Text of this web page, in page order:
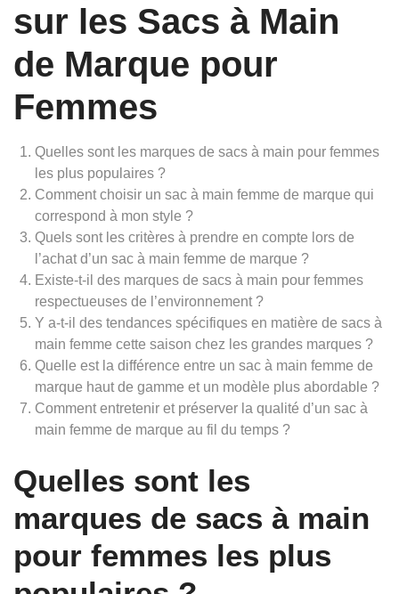
sur les Sacs à Main
de Marque pour
Femmes
Quelles sont les marques de sacs à main pour femmes
les plus populaires ?
Comment choisir un sac à main femme de marque qui
correspond à mon style ?
Quels sont les critères à prendre en compte lors de
l’achat d’un sac à main femme de marque ?
Existe-t-il des marques de sacs à main pour femmes
respectueuses de l’environnement ?
Y a-t-il des tendances spécifiques en matière de sacs à
main femme cette saison chez les grandes marques ?
Quelle est la différence entre un sac à main femme de
marque haut de gamme et un modèle plus abordable ?
Comment entretenir et préserver la qualité d’un sac à
main femme de marque au fil du temps ?
Quelles sont les
marques de sacs à main
pour femmes les plus